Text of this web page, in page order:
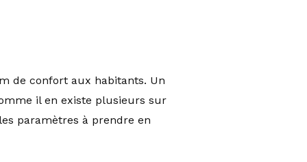
de confort aux habitants. Un
il en existe plusieurs sur
paramètres à prendre en